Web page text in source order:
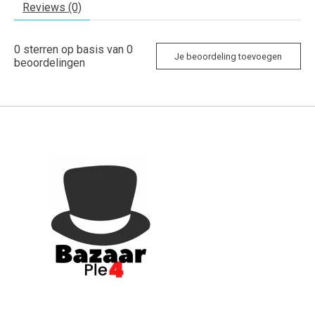
Reviews (0)
0 sterren op basis van 0
beoordelingen
Je beoordeling toevoegen